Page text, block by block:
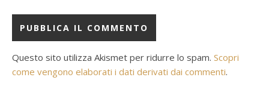
Questo sito utilizza Akismet per ridurre lo spam. Scopri
come vengono elaborati i dati derivati dai commenti.